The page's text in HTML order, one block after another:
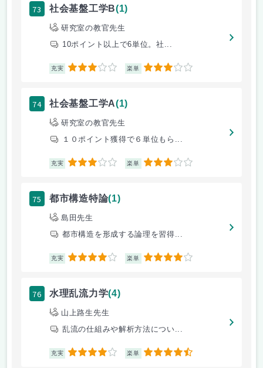
73 社会基盤工学B(1)
研究室の教官先生
10ポイント以上で6単位。社...
充実 3 楽単 3
74 社会基盤工学A(1)
研究室の教官先生
１０ポイント獲得で６単位もら...
充実 3 楽単 3
75 都市構造特論(1)
島田先生
都市構造を形成する論理を習得...
充実 4 楽単 4
76 水理乱流力学(4)
山上路生先生
乱流の仕組みや解析方法につい...
充実 4 楽単 4.5